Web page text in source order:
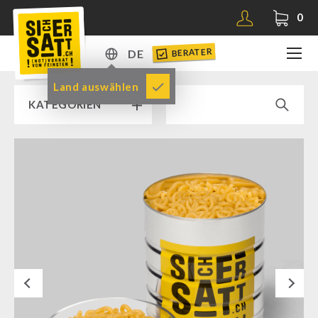
0
DE
DE
EN
Land auswählen
BERATER
KATEGORIEN
SICHERSATT PREMIUM NOTVORRAT
NR-72
Ergänzungs-Pakete
Next